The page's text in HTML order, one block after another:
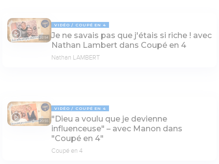
22:54
VIDÉO COUPÉ EN 4
Je ne savais pas que j'étais si riche ! avec
Nathan Lambert dans Coupé en 4
Nathan LAMBERT
20:55
VIDÉO COUPÉ EN 4
"Dieu a voulu que je devienne
influenceuse" – avec Manon dans
"Coupé en 4"
Coupé en 4